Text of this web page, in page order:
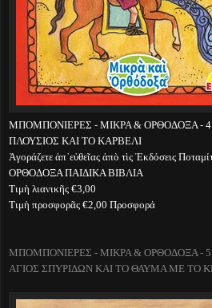
ΜΠΟΜΠΟΝΙΕΡΕΣ - ΜΙΚΡΑ & ΟΡΘΟΔΟΞΑ -
ΠΛΟΥΣΙΟΣ ΚΑΙ ΤΟ ΚΑΡΒΕΛΙ
Ἀγοράζετε ἀπ᾽εὐθεῖας ἀπὸ τὶς Ἐκδόσεις
ΟΡΘΟΔΟΞΑ ΠΑΙΔΙΚΑ ΒΙΒΛΙΑ
Τιμὴ λιανικῆς €3,00
Τιμὴ προσφορᾶς €2,00 Προσφορά
ΜΠΟΜΠΟΝΙΕΡΕΣ - ΜΙΚΡΑ & ΟΡΘΟΔΟΞΑ -
ΑΓΙΟΣ ΣΠΥΡΙΔΩΝ ΚΑΙ ΤΟ ΘΑΥΜΑ ΜΕ ΤΟ